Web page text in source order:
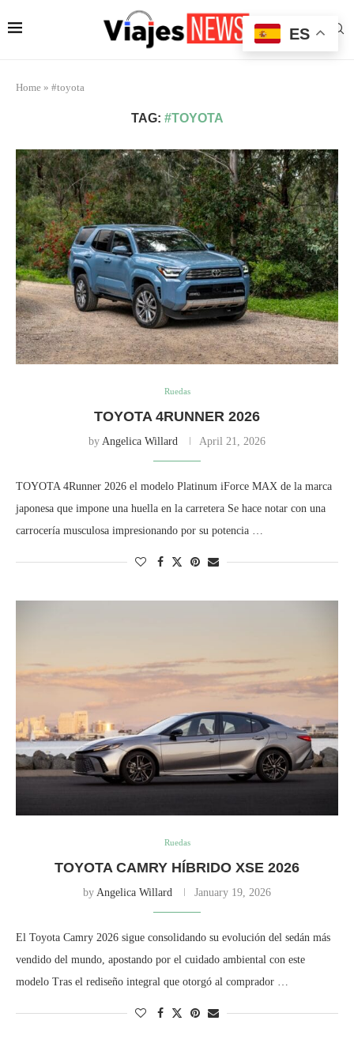
Home » #toyota
TAG: #TOYOTA
Ruedas
TOYOTA 4RUNNER 2026
by Angelica Willard April 21, 2026
TOYOTA 4Runner 2026 el modelo Platinum iForce MAX de la marca
japonesa que impone una huella en la carretera Se hace notar con una
carrocería musculosa impresionando por su potencia …
Ruedas
TOYOTA CAMRY HÍBRIDO XSE 2026
by Angelica Willard January 19, 2026
El Toyota Camry 2026 sigue consolidando su evolución del sedán más
vendido del mundo, apostando por el cuidado ambiental con este
modelo Tras el rediseño integral que otorgó al comprador …
ES